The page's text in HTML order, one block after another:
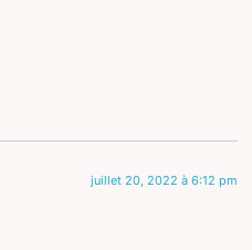
juillet 20, 2022 à 6:12 pm